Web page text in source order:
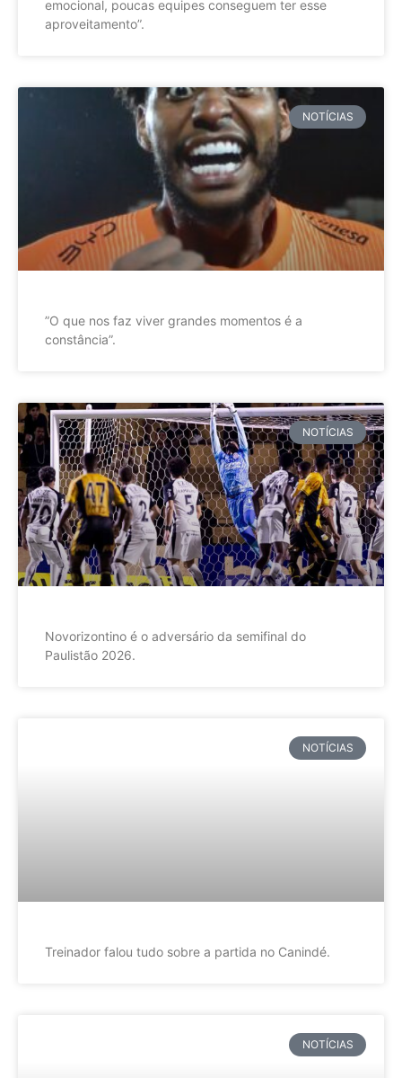
emocional, poucas equipes conseguem ter esse
aproveitamento”.
NOTÍCIAS
”O que nos faz viver grandes momentos é a
constância”.
NOTÍCIAS
Novorizontino é o adversário da semifinal do
Paulistão 2026.
NOTÍCIAS
Treinador falou tudo sobre a partida no Canindé.
NOTÍCIAS